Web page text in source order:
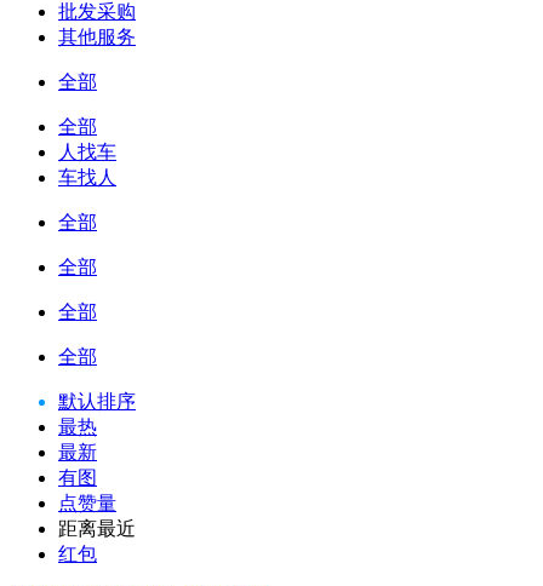
批发采购
其他服务
全部
全部
人找车
车找人
全部
全部
全部
全部
默认排序
最热
最新
有图
点赞量
距离最近
红包